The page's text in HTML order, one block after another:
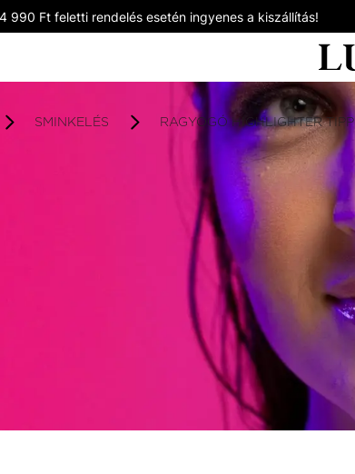
990 Ft feletti rendelés esetén ingyenes a kiszállítás!
SMINKELÉS RAGYOGÓ HIGHLIGHTER